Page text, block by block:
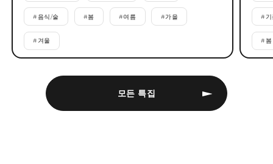
모든 특집
#음식/술 #봄 #여름 #가을
# 겨울
#
#봄